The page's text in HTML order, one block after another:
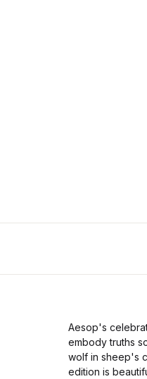
Aesop's
embody truths
wolf in sheep's
edition is